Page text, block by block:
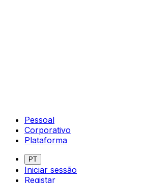
Pessoal
Corporativo
Plataforma
PT
Iniciar sessão
Registar